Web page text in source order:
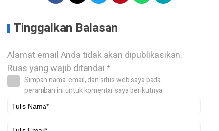
Tinggalkan Balasan
Alamat email Anda tidak akan dipublikasikan.
Ruas yang wajib ditandai*
Simpan nama, email, dan situs web saya pada
peramban ini untuk komentar saya berikutnya.